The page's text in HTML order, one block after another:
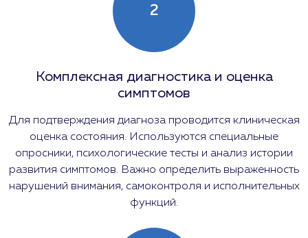
2
Комплексная диагностика и оценка
симптомов
Для подтверждения диагноза проводится клиническая
оценка состояния. Используются специальные
опросники, психологические тесты и анализ истории
развития симптомов. Важно определить выраженность
нарушений внимания, самоконтроля и исполнительных
функций.